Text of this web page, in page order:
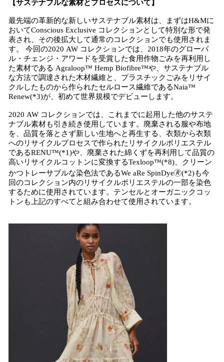
【サステナブルな素材とプロセスについて】
最先端の革新的な新しいサステナブル素材は、まずはH&Mに
おいてConscious Exclusive コレクションとして特別な形で発
表され、その後拡大して通常のコレクションでも使用されま
す。 今回の2020 AW コレクションでは、2018年のグローバ
ル・チェンジ・アワードを受賞した食用作物ごみを再利用し
た素材である Agraloop™ Hemp Biofibre™や、サステナブル
な方法で調達された木材繊維と、プラスチックごみをリサイ
クルしたものから作られたセルロース繊維であるNaia™
Renew(*3)が、初めて世界規模でデビューします。
2020 AW コレクションでは、これまでに起用した他のサステ
ナブル素材も引き続き使用しています。廃棄される服や布地
を、品質を落とさず新しい生地へと再生する、衣類から衣類
へのリサイクルプロセスで作られたリサイクルポリエステル
であるRENU™(*1)や、廃棄された綿くずを再利用して品質の
高いリサイクルコットンに変換するTexloop™(*8)、クリーン
かつトレーサブルな染色法であるWe aRe SpinDye🄬(*2)も今
回のコレクション内のリサイクルポリエステルの一部を染色
するために使用されています。テンセルとオーガニックコッ
トンも上記のすべてと組み合わせて使用されています。